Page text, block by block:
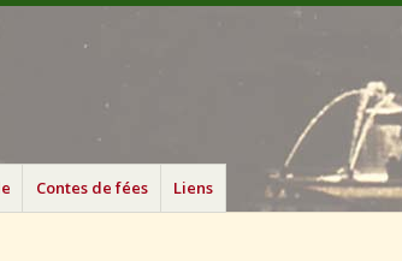
Contes de fées Liens